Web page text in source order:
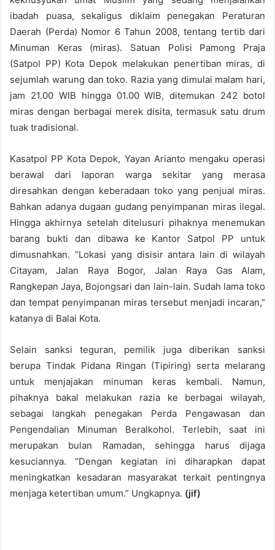
ibadah puasa, sekaligus diklaim penegakan Peraturan
Daerah (Perda) Nomor 6 Tahun 2008, tentang tertib dari
Minuman Keras (miras). Satuan Polisi Pamong Praja
(Satpol PP) Kota Depok melakukan penertiban miras, di
sejumlah warung dan toko. Razia yang dimulai malam hari,
jam 21.00 WIB hingga 01.00 WIB, ditemukan 242 botol
miras dengan berbagai merek disita, termasuk satu drum
tuak tradisional.
Kasatpol PP Kota Depok, Yayan Arianto mengaku operasi
berawal dari laporan warga sekitar yang merasa
diresahkan dengan keberadaan toko yang penjual miras.
Bahkan adanya dugaan gudang penyimpanan miras ilegal.
Hingga akhirnya setelah ditelusuri pihaknya menemukan
barang bukti dan dibawa ke Kantor Satpol PP untuk
dimusnahkan. “Lokasi yang disisir antara lain di wilayah
Citayam, Jalan Raya Bogor, Jalan Raya Gas Alam,
Rangkepan Jaya, Bojongsari dan lain-lain. Sudah lama toko
dan tempat penyimpanan miras tersebut menjadi incaran,”
katanya di Balai Kota.
Selain sanksi teguran, pemilik juga diberikan sanksi
berupa Tindak Pidana Ringan (Tipiring) serta melarang
untuk menjajakan minuman keras kembali. Namun,
pihaknya bakal melakukan razia ke berbagai wilayah,
sebagai langkah penegakan Perda Pengawasan dan
Pengendalian Minuman Beralkohol. Terlebih, saat ini
merupakan bulan Ramadan, sehingga harus dijaga
kesuciannya. “Dengan kegiatan ini diharapkan dapat
meningkatkan kesadaran masyarakat terkait pentingnya
menjaga ketertiban umum.” Ungkapnya. (jif)